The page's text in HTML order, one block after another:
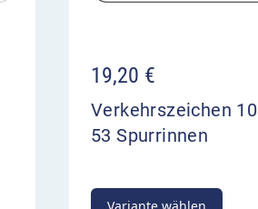
19,20 €
Verkehrszeichen
53 Spurrinnen